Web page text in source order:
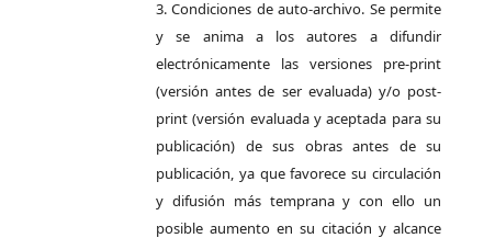
3. Condiciones de auto-archivo. Se permite
y se anima a los autores a difundir
electrónicamente las versiones pre-print
(versión antes de ser evaluada) y/o post-
print (versión evaluada y aceptada para su
publicación) de sus obras antes de su
publicación, ya que favorece su circulación
y difusión más temprana y con ello un
posible aumento en su citación y alcance